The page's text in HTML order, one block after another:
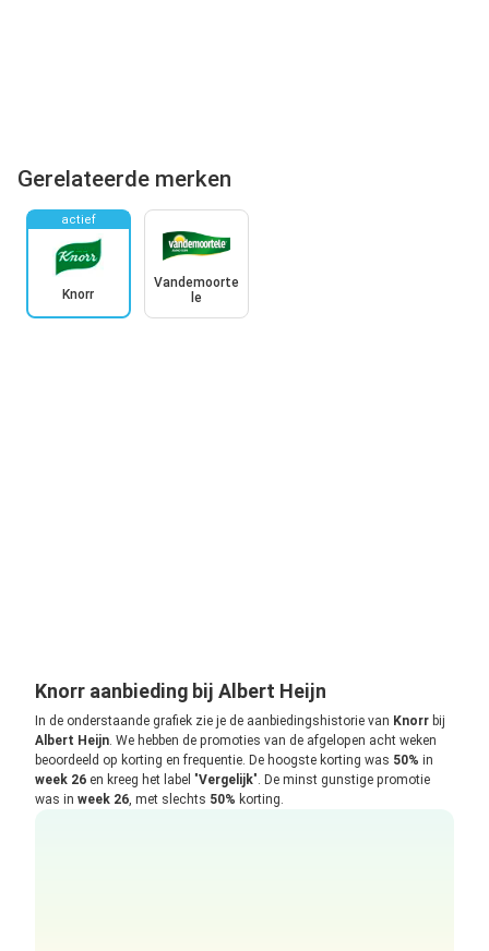
Gerelateerde merken
actief
Knorr
Vandemoorte
le
Knorr aanbieding bij Albert Heijn
In de onderstaande grafiek zie je de aanbiedingshistorie van Knorr bij
Albert Heijn. We hebben de promoties van de afgelopen acht weken
beoordeeld op korting en frequentie. De hoogste korting was 50% in
week 26 en kreeg het label "Vergelijk". De minst gunstige promotie
was in week 26, met slechts 50% korting.